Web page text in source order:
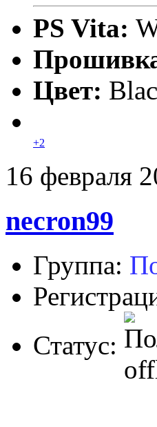
PS Vita:
Цвет:
+2
16 февраля
necron99
Группа:
Статус: